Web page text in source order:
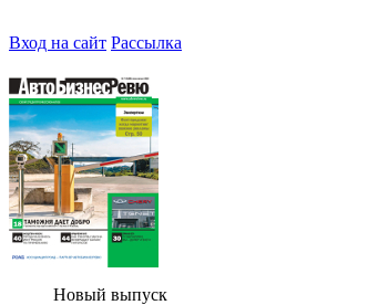
Вход на сайт Рассылка
Новый выпуск